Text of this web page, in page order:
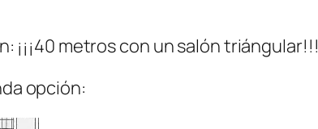
¡¡¡40 metros con un salón triángular!!!
opción: